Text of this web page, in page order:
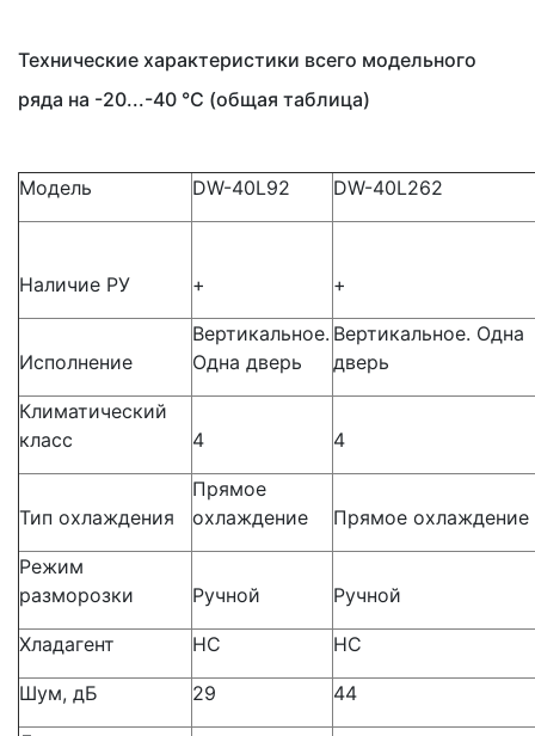
Технические характеристики всего модельного
ряда на -20...-40 °C (общая таблица)
Модель DW-40L92 DW-40L262
Наличие РУ + +
Исполнение
Вертикальное.
Одна дверь
Вертикальное. Одна
дверь
Климатический
класс
4 4
Тип охлаждения
Прямое
охлаждение
Прямое охлаждение
Режим
разморозки
Ручной Ручной
Хладагент HС HC
Шум, дБ 29 44